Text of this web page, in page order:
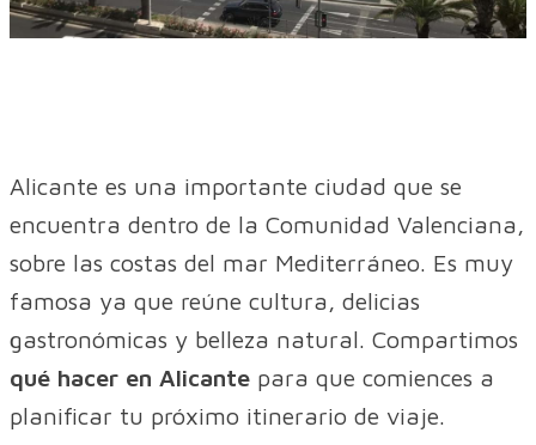
Alicante es una importante ciudad que se
encuentra dentro de la Comunidad Valenciana,
sobre las costas del mar Mediterráneo. Es muy
famosa ya que reúne cultura, delicias
gastronómicas y belleza natural. Compartimos
qué hacer en Alicante para que comiences a
planificar tu próximo itinerario de viaje.